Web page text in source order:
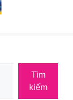
Tìm
kiếm